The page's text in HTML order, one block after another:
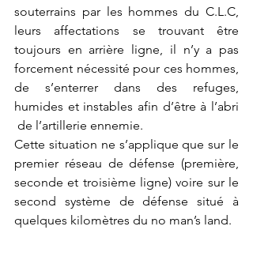
souterrains par les hommes du C.L.C,
leurs affectations se trouvant être
toujours en arrière ligne, il n’y a pas
forcement nécessité pour ces hommes,
de s’enterrer dans des refuges,
humides et instables afin d’être à l’abri
de l’artillerie ennemie.
Cette situation ne s’applique que sur le
premier réseau de défense (première,
seconde et troisième ligne) voire sur le
second système de défense situé à
quelques kilomètres du no man’s land.